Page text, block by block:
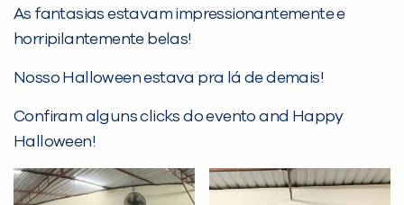
As fantasias estavam impressionantemente e
horripilantemente belas!
Nosso Halloween estava pra lá de demais!
Confiram alguns clicks do evento and Happy
Halloween!
Preencha com seus dados abaixo e
já vamos te colocar em contato